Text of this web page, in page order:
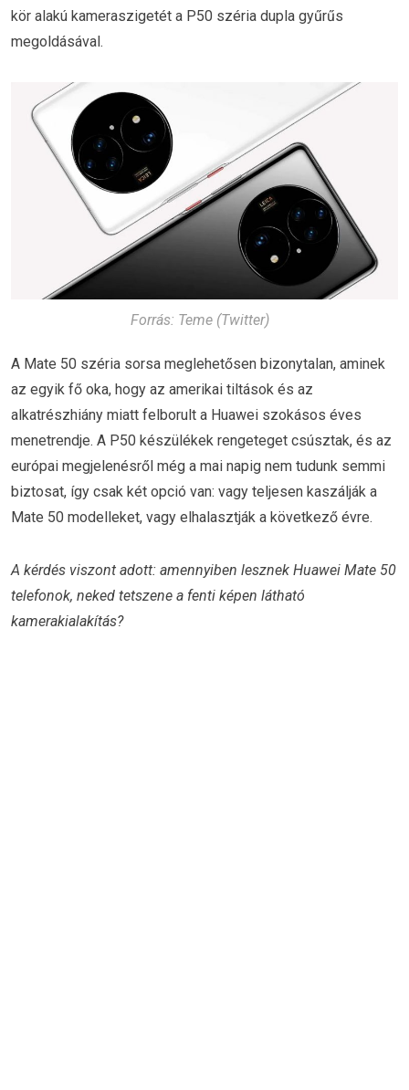
kör alakú kameraszigetét a P50 széria dupla gyűrűs
megoldásával.
Forrás: Teme (Twitter)
A Mate 50 széria sorsa meglehetősen bizonytalan, aminek
az egyik fő oka, hogy az amerikai tiltások és az
alkatrészhiány miatt felborult a Huawei szokásos éves
menetrendje. A P50 készülékek rengeteget csúsztak, és az
európai megjelenésről még a mai napig nem tudunk semmi
biztosat, így csak két opció van: vagy teljesen kaszálják a
Mate 50 modelleket, vagy elhalasztják a következő évre.
A kérdés viszont adott: amennyiben lesznek Huawei Mate 50
telefonok, neked tetszene a fenti képen látható
kamerakialakítás?